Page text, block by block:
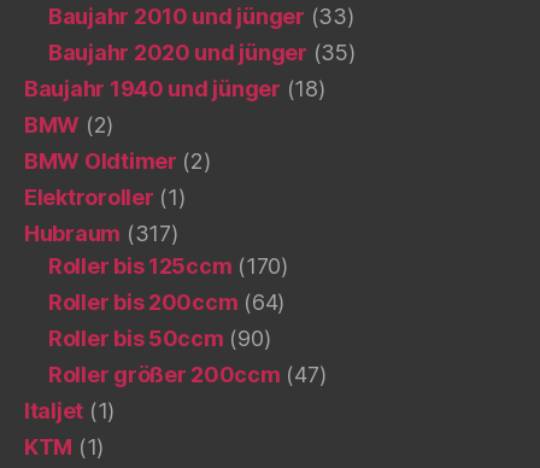
Baujahr 2010 und jünger (33)
Baujahr 2020 und jünger (35)
Baujahr 1940 und jünger (18)
BMW (2)
BMW Oldtimer (2)
Elektroroller (1)
Hubraum (317)
Roller bis 125ccm (170)
Roller bis 200ccm (64)
Roller bis 50ccm (90)
Roller größer 200ccm (47)
Italjet (1)
KTM (1)